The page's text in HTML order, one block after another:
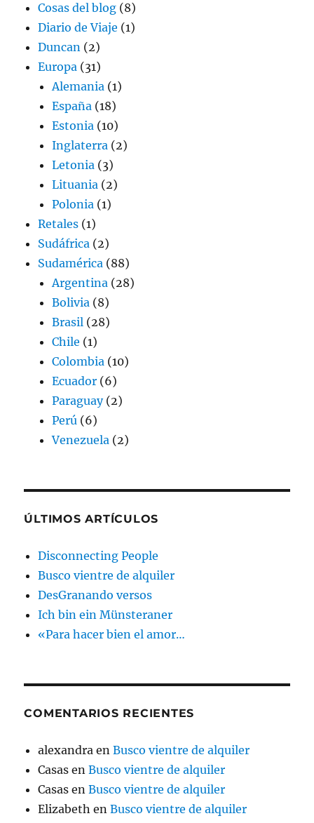
Cosas del blog (8)
Diario de Viaje (1)
Duncan (2)
Europa (31)
Alemania (1)
España (18)
Estonia (10)
Inglaterra (2)
Letonia (3)
Lituania (2)
Polonia (1)
Retales (1)
Sudáfrica (2)
Sudamérica (88)
Argentina (28)
Bolivia (8)
Brasil (28)
Chile (1)
Colombia (10)
Ecuador (6)
Paraguay(2)
Perú (6)
Venezuela (2)
ÚLTIMOS ARTÍCULOS
Disconnecting People
Busco vientre de alquiler
DesGranando versos
Ich bin ein Münsteraner
«Para hacer bien el amor…
COMENTARIOS RECIENTES
alexandra enBusco vientre de alquiler
Casas enBusco vientre de alquiler
Casas enBusco vientre de alquiler
Elizabeth enBusco vientre de alquiler